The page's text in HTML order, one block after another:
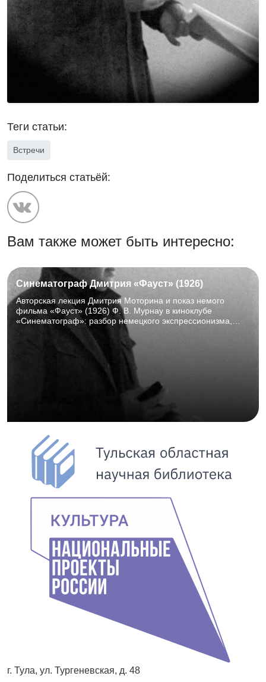
Теги статьи:
Встречи
Поделиться статьёй:
Вам также может быть интересно:
Синематограф Дмитрия «Фауст» (1926)
Авторская лекция Дмитрия Моторина и показ немого
фильма «Фауст» (1926) Ф. В. Мурнау в киноклубе
«Синематограф»: разбор немецкого экспрессионизма,
просмотр и обсуждение шедевра мирового кино. ТОНБ,
Горбовский зал (к. 107), 15 августа 2026 г., 15:00–18:00.
г. Тула, ул. Тургеневская, д. 48